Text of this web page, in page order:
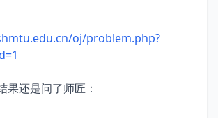
oj/problem.php?
还是问了师匠：